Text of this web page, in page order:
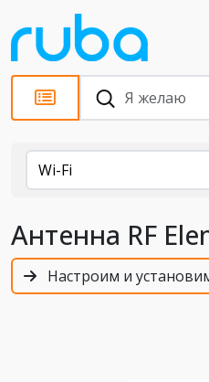
Каталог
Wi-Fi
Антенна RF
Настроим и